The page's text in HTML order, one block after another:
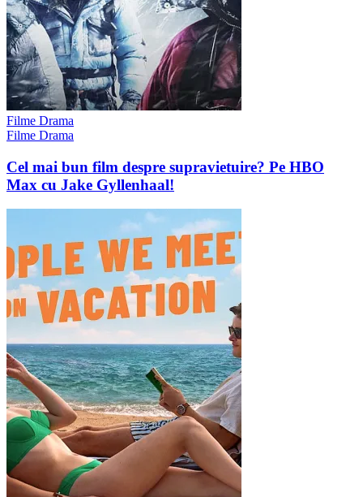
Filme Drama
Filme Drama
Cel mai bun film despre supravietuire? Pe HBO
Max cu Jake Gyllenhaal!